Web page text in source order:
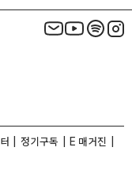
정기구독
E 매거진